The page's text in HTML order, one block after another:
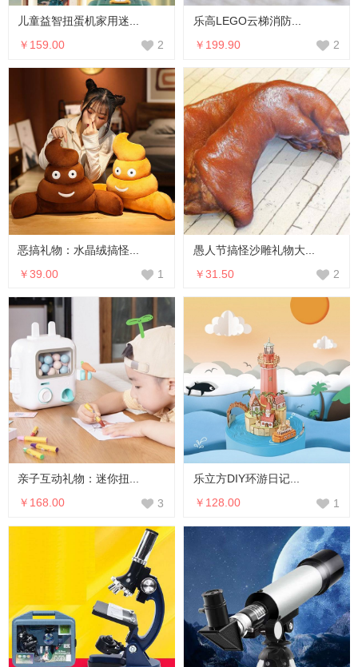
儿童益智扭蛋机家用迷...
￥159.00
2
乐高LEGO云梯消防...
￥199.90
2
恶搞礼物：水晶绒搞怪...
￥39.00
1
愚人节搞怪沙雕礼物大...
￥31.50
2
亲子互动礼物：迷你扭...
￥168.00
3
乐立方DIY环游日记...
￥128.00
1